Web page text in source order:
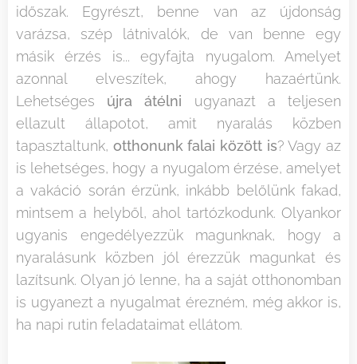
időszak. Egyrészt, benne van az újdonság
varázsa, szép látnivalók, de van benne egy
másik érzés is... egyfajta nyugalom. Amelyet
azonnal elveszítek, ahogy hazaértünk.
Lehetséges újra átélni ugyanazt a teljesen
ellazult állapotot, amit nyaralás közben
tapasztaltunk, otthonunk falai között is? Vagy az
is lehetséges, hogy a nyugalom érzése, amelyet
a vakáció során érzünk, inkább belőlünk fakad,
mintsem a helyből, ahol tartózkodunk. Olyankor
ugyanis engedélyezzük magunknak, hogy a
nyaralásunk közben jól érezzük magunkat és
lazítsunk. Olyan jó lenne, ha a saját otthonomban
is ugyanezt a nyugalmat érezném, még akkor is,
ha napi rutin feladataimat ellátom.